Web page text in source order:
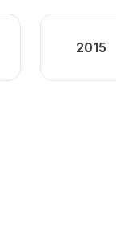
2015